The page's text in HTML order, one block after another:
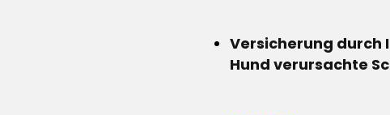
Versicherung durch
Hund verursachte